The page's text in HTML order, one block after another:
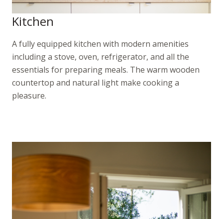
Kitchen
A fully equipped kitchen with modern amenities
including a stove, oven, refrigerator, and all the
essentials for preparing meals. The warm wooden
countertop and natural light make cooking a
pleasure.